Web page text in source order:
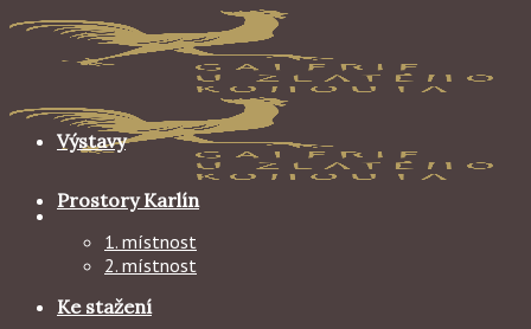
Skip
content
Výstavy
Prostory Karlín
1. místnost
2. místnost
Ke stažení